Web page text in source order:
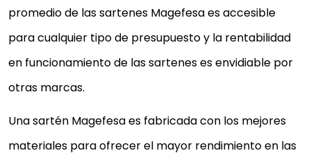
promedio de las sartenes Magefesa es accesible
para cualquier tipo de presupuesto y la rentabilidad
en funcionamiento de las sartenes es envidiable por
otras marcas.
Una sartén Magefesa es fabricada con los mejores
materiales para ofrecer el mayor rendimiento en las